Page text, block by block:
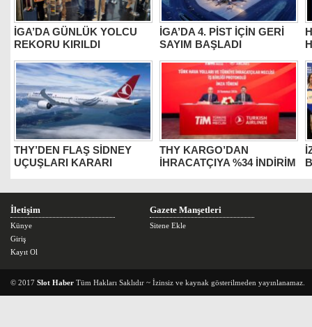
İGA’DA GÜNLÜK YOLCU
REKORU KIRILDI
İGA’DA 4. PİST İÇİN GERİ
SAYIM BAŞLADI
THY’DEN FLAŞ SİDNEY
UÇUŞLARI KARARI
THY KARGO’DAN
İHRACATÇIYA %34 İNDİRİM
İletişim
Künye
Giriş
Kayıt Ol
Gazete Manşetleri
Sitene Ekle
© 2017 Slot Haber Tüm Hakları Saklıdır ~ İzinsiz ve kaynak gösterilmeden yayınlanamaz.